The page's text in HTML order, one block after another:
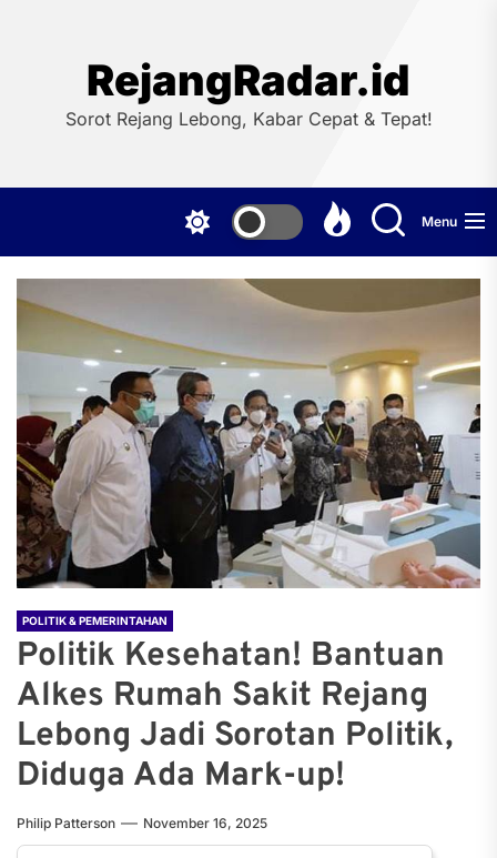
RejangRadar.id
Sorot Rejang Lebong, Kabar Cepat & Tepat!
Menu
POLITIK & PEMERINTAHAN
Politik Kesehatan! Bantuan
Alkes Rumah Sakit Rejang
Lebong Jadi Sorotan Politik,
Diduga Ada Mark-up!
Philip Patterson November 16, 2025